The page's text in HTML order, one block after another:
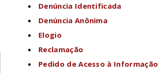
Denúncia Identificada
Denúncia Anônima
Elogio
Reclamação
Pedido de Acesso à Informação